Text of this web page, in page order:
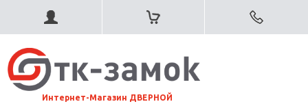
⠀Интернет-Магазин ДВЕРНОЙ